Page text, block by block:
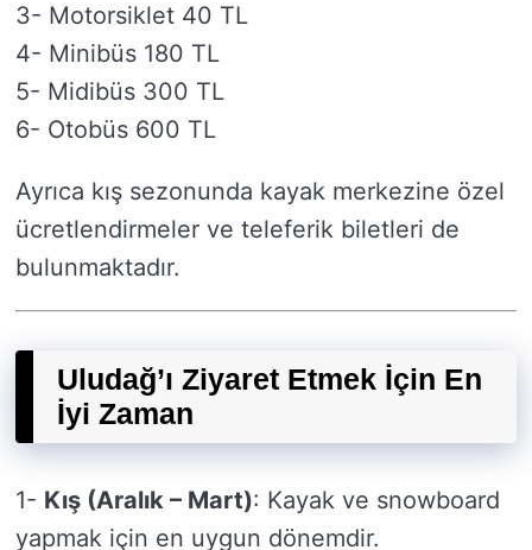
3- Motorsiklet 40 TL
4- Minibüs 180 TL
5- Midibüs 300 TL
6- Otobüs 600 TL
Ayrıca kış sezonunda kayak merkezine özel
ücretlendirmeler ve teleferik biletleri de
bulunmaktadır.
Uludağ’ı Ziyaret Etmek İçin En
İyi Zaman
1- Kış (Aralık – Mart): Kayak ve snowboard
yapmak için en uygun dönemdir.